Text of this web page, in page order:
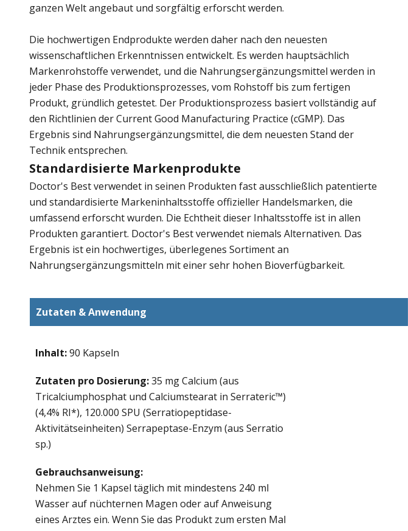
ganzen Welt angebaut und sorgfältig erforscht werden.
Die hochwertigen Endprodukte werden daher nach den neuesten
wissenschaftlichen Erkenntnissen entwickelt. Es werden hauptsächlich
Markenrohstoffe verwendet, und die Nahrungsergänzungsmittel werden in
jeder Phase des Produktionsprozesses, vom Rohstoff bis zum fertigen
Produkt, gründlich getestet. Der Produktionsprozess basiert vollständig auf
den Richtlinien der Current Good Manufacturing Practice (cGMP). Das
Ergebnis sind Nahrungsergänzungsmittel, die dem neuesten Stand der
Technik entsprechen.
Standardisierte Markenprodukte
Doctor's Best verwendet in seinen Produkten fast ausschließlich patentierte
und standardisierte Markeninhaltsstoffe offizieller Handelsmarken, die
umfassend erforscht wurden. Die Echtheit dieser Inhaltsstoffe ist in allen
Produkten garantiert. Doctor's Best verwendet niemals Alternativen. Das
Ergebnis ist ein hochwertiges, überlegenes Sortiment an
Nahrungsergänzungsmitteln mit einer sehr hohen Bioverfügbarkeit.
Zutaten & Anwendung
Inhalt:90 Kapseln
Zutaten pro Dosierung:35 mg Calcium (aus
Tricalciumphosphat und Calciumstearat in Serrateric™)
(4,4% RI*), 120.000 SPU (Serratiopeptidase-
Aktivitätseinheiten) Serrapeptase-Enzym (aus Serratio
sp.)
Gebrauchsanweisung:
Nehmen Sie 1 Kapsel täglich mit mindestens 240 ml
Wasser auf nüchternen Magen oder auf Anweisung
eines Arztes ein. Wenn Sie das Produkt zum ersten Mal